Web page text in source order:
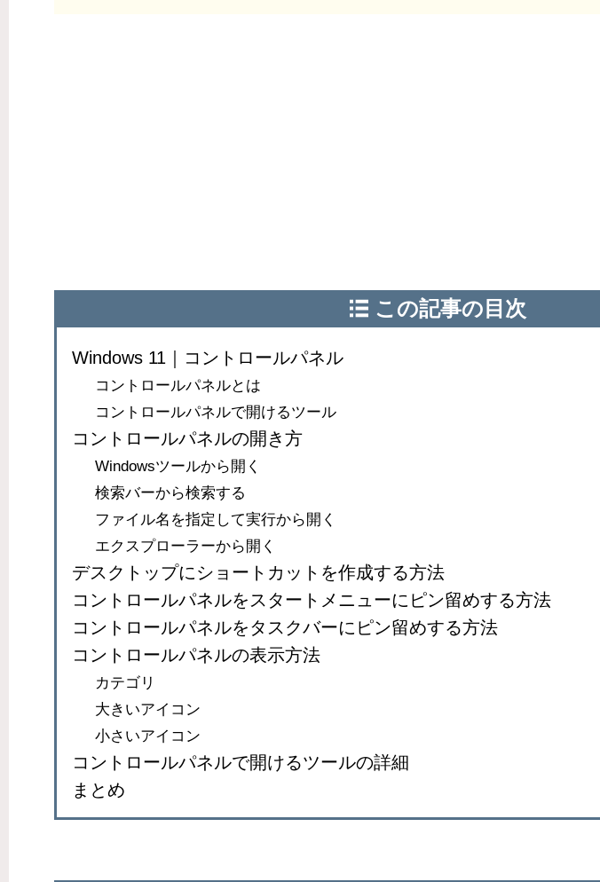
この記事の目次
Windows 11｜コントロールパネル
コントロールパネルとは
コントロールパネルで開けるツール
コントロールパネルの開き方
Windowsツールから開く
検索バーから検索する
ファイル名を指定して実行から開く
エクスプローラーから開く
デスクトップにショートカットを作成する方法
コントロールパネルをスタートメニューにピン留めする方法
コントロールパネルをタスクバーにピン留めする方法
コントロールパネルの表示方法
カテゴリ
大きいアイコン
小さいアイコン
コントロールパネルで開けるツールの詳細
まとめ